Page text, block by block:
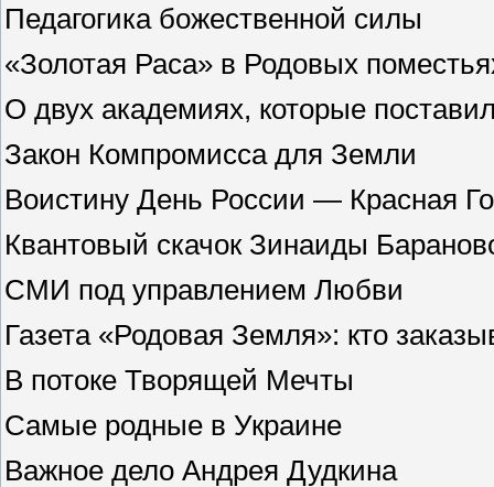
Педагогика божественной силы
«Золотая Раса» в Родовых
О двух академиях, которые
Закон Компромисса для Земли
Воистину День России — Красная
Квантовый скачок Зинаиды
СМИ под управлением Любви
Газета «Родовая Земля»: кто
В потоке Творящей Мечты
Самые родные в Украине
Важное дело Андрея Дудкина